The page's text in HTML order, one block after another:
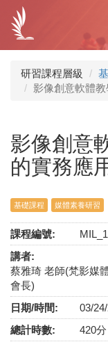
內
研習課程層級
影像創意軟體
影像創意
的實務應
基礎課程 媒體素養研習
課程編號:
講者:
蔡雅琦 老師(梵影媒
會長)
日期/時間:
03/
總計時數:
420分